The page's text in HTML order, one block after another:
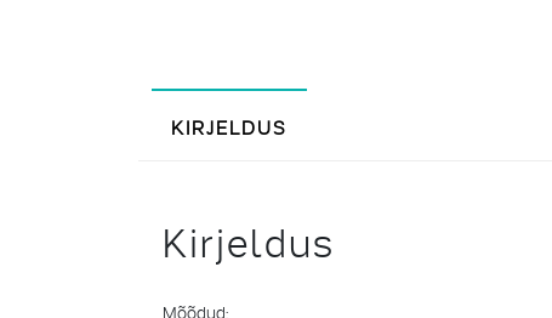
KIRJELDUS
Kirjeldus
Mõõdud: